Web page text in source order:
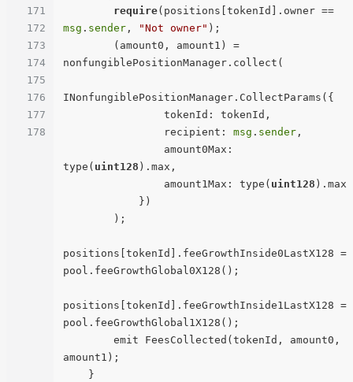
171
172
173
174
175
176
177
178
require
msg . sender , "Not owner" );
nonfungiblePositionManager.collect(
INonfungiblePositionManager.CollectParams({
                recipient:
msg . sender ,
type( uint128 ).max,
                amount1Max: type(
uint128 ).max
positions[tokenId].feeGrowthInside0LastX128 =
pool.feeGrowthGlobal0X128();
positions[tokenId].feeGrowthInside1LastX128 =
pool.feeGrowthGlobal1X128();
amount1);